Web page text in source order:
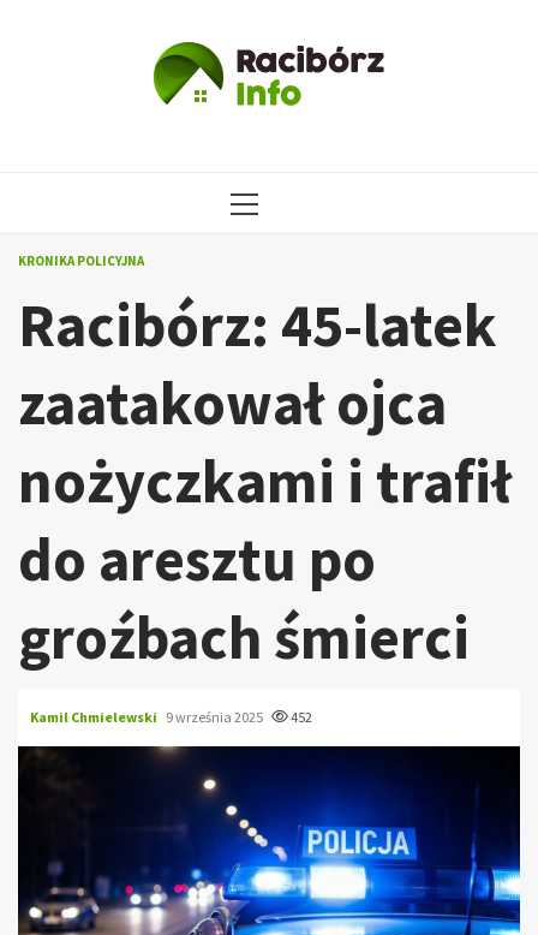
MENU
KRONIKA POLICYJNA
Racibórz: 45-latek
zaatakował ojca
nożyczkami i trafił
do aresztu po
groźbach śmierci
Kamil Chmielewski 9 września 2025 452